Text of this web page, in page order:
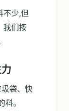
不少,但
我们按
袋、快
。